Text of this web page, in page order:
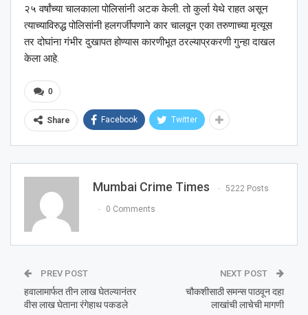
२५ वर्षांच्या चालकाला पोलिसांनी अटक केली. तो कुर्ला येथे राहत असून
त्याच्याविरुद्ध पोलिसांनी हलगर्जीपणाने कार चालवून एका तरुणाच्या मृत्यूस
तर दोघांना गंभीर दुखापत होण्यास कारणीभूत ठरल्याप्रकरणी गुन्हा दाखल
केला आहे.
0
Share Facebook Twitter
Mumbai Crime Times 5222 Posts
0 Comments
PREV POST
हवालामार्फत तीन लाख घेतल्यानंतर
वीस लाख घेताना रंगेहाथ पकडले
NEXT POST
चौकशीसाठी समन्स पाठवून दहा
लाखांची लाचेची मागणी